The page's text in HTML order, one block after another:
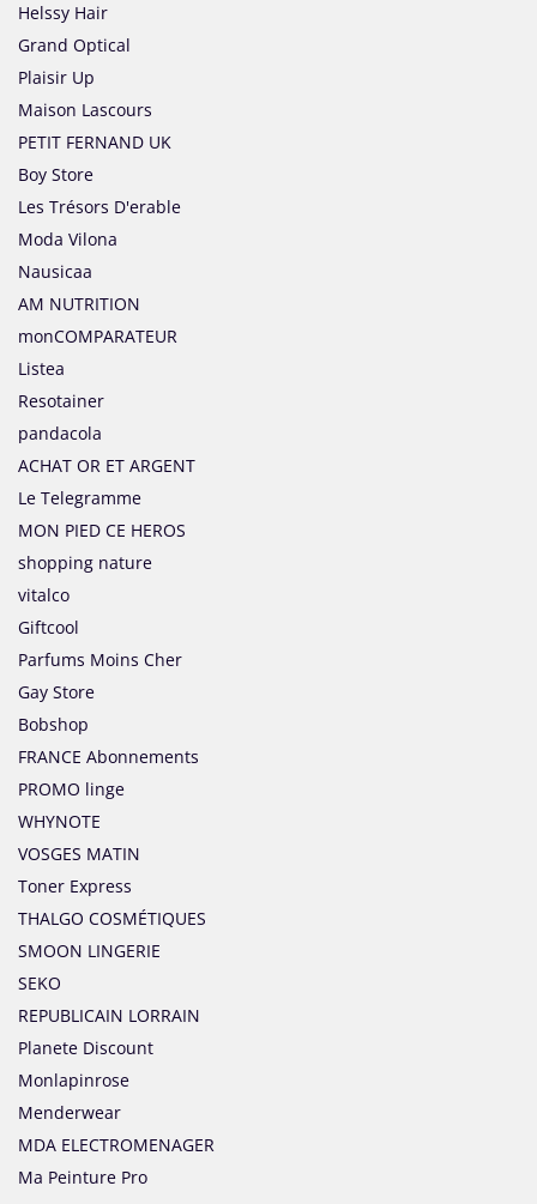
Helssy Hair
Grand Optical
Plaisir Up
Maison Lascours
PETIT FERNAND UK
Boy Store
Les Trésors D'erable
Moda Vilona
Nausicaa
AM NUTRITION
monCOMPARATEUR
Listea
Resotainer
pandacola
ACHAT OR ET ARGENT
Le Telegramme
MON PIED CE HEROS
shopping nature
vitalco
Giftcool
Parfums Moins Cher
Gay Store
Bobshop
FRANCE Abonnements
PROMO linge
WHYNOTE
VOSGES MATIN
Toner Express
THALGO COSMÉTIQUES
SMOON LINGERIE
SEKO
REPUBLICAIN LORRAIN
Planete Discount
Monlapinrose
Menderwear
MDA ELECTROMENAGER
Ma Peinture Pro